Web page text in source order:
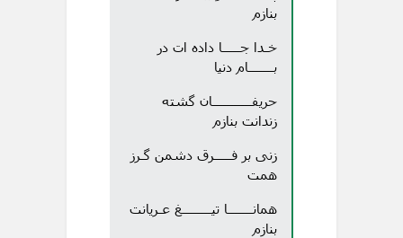
بنازم
خـدا جـــــا داده ات در
بـــــــام دنیا
حریفـــــــــــان گشته
زندانت بنازم
زنی بر فـــــرق دشمن گـرز
همت
همانـــــــا تیــــــــغ عـریانت
بنازم